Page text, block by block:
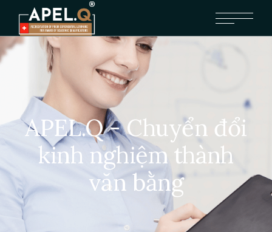
APEL.Q - Chuyển đổi
kinh nghiệm thành
văn bằng